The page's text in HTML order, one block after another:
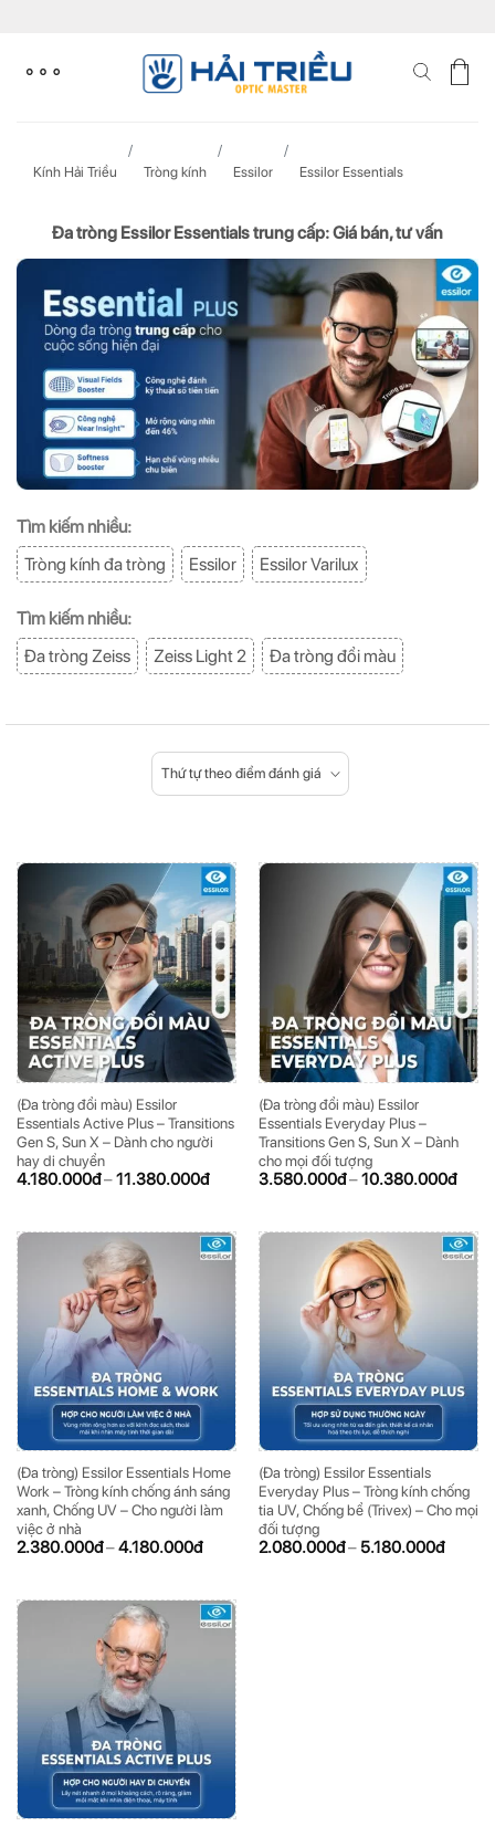
content
Kính Hải Triều Tròng kính Essilor Essilor Essentials
Đa tròng Essilor Essentials trung cấp: Giá bán, tư vấn
Tìm kiếm nhiều:
Tròng kính đa tròng
Essilor Essilor Varilux
Tìm kiếm nhiều:
Đa tròng Zeiss
Zeiss Light 2 Đa tròng đổi màu
Thứ tự theo điểm đánh giá
(Đa tròng đổi màu) Essilor
Essentials Active Plus – Transitions
Gen S, Sun X – Dành cho người
hay di chuyển
4.180.000đ–11.380.000đ
(Đa tròng đổi màu) Essilor
Essentials Everyday Plus –
Transitions Gen S, Sun X – Dành
cho mọi đối tượng
3.580.000đ–10.380.000đ
(Đa tròng) Essilor Essentials Home
Work – Tròng kính chống ánh sáng
xanh, Chống UV – Cho người làm
việc ở nhà
2.380.000đ–4.180.000đ
(Đa tròng) Essilor Essentials
Everyday Plus – Tròng kính chống
tia UV, Chống bể (Trivex) – Cho mọi
đối tượng
2.080.000đ– 5.180.000đ
ĐĂNG KÝ NGAY ĐỂ NHẬN
cho bạn!
ĐĂNG KÝ
(Vui lòng check thư mục Promotion hoặc Spam nếu bạn không thấy email từ Hải
ĐĂNG KÝ NGAY ĐỂ NHẬN
cho bạn!
ĐĂNG KÝ
(Vui lòng check thư mục Promotion hoặc Spam nếu bạn không thấy email từ Hải